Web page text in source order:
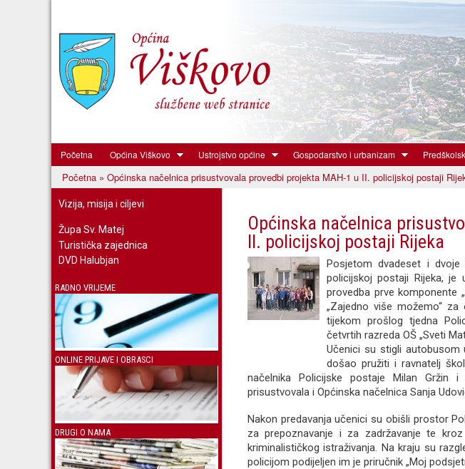
Skoči
glavni
sadržaj
Općina
Viškovo
Početna Općina Viškovo Ustrojstvo općine Gospodarstvo i urbanizam
Vi ste ovdje
Početna » Općinska načelnica prisustvovala provedbi projekta MAH-1 u II. policijskoj postaji
Vizija, misija i ciljevi
Župa Sv. Matej
Turistička zajednica
DVD Halubjan
RADNO VRIJEME
ONLINE PRIJAVE I OBRASCI
DRUGI O NAMA
Općinska načelnica
II. policijskoj postaji Rijeka
Posjetom dvadeset i
policijskoj postaji Rijeka, je
provedba prve komponente
„Zajedno više možemo“
tijekom prošlog tjedna
četvrtih razreda OŠ „Sveti
Učenici su stigli
došao pružiti i ravnatelj
načelnika Policijske postaje Milan Gržin
prisustvovala i Općinska načelnica Sanja
Nakon predavanja učenici su obišli prostor
za prepoznavanje i za zadržavanje te
kriminalističkog istraživanja. Na kraju su
policijom podijeljen im je priručnik „Moj